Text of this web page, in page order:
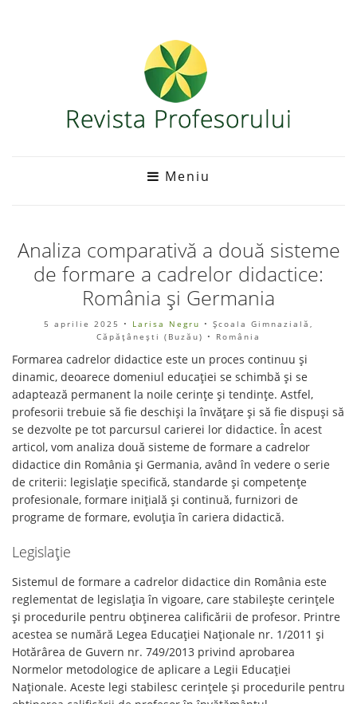
Meniu
Analiza comparativă a două sisteme
de formare a cadrelor didactice:
România și Germania
5 aprilie 2025 • Larisa Negru • Școala Gimnazială,
Căpățânești (Buzău) • România
Formarea cadrelor didactice este un proces continuu și
dinamic, deoarece domeniul educației se schimbă și se
adaptează permanent la noile cerințe și tendințe. Astfel,
profesorii trebuie să fie deschiși la învățare și să fie dispuși să
se dezvolte pe tot parcursul carierei lor didactice. În acest
articol, vom analiza două sisteme de formare a cadrelor
didactice din România și Germania, având în vedere o serie
de criterii: legislație specifică, standarde și competențe
profesionale, formare inițială și continuă, furnizori de
programe de formare, evoluția în cariera didactică.
Legislație
Sistemul de formare a cadrelor didactice din România este
reglementat de legislația în vigoare, care stabilește cerințele
și procedurile pentru obținerea calificării de profesor. Printre
acestea se numără Legea Educației Naționale nr. 1/2011 și
Hotărârea de Guvern nr. 749/2013 privind aprobarea
Normelor metodologice de aplicare a Legii Educației
Naționale. Aceste legi stabilesc cerințele și procedurile pentru